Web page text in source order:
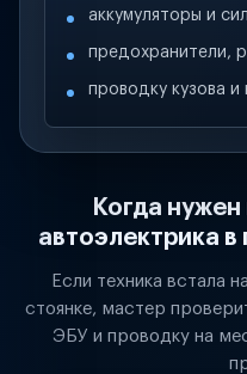
аккумуляторы и
предохранители,
проводку кузова и
Когда нужен
автоэлектрика
Если техника встала
стоянке, мастер
ЭБУ и проводку на